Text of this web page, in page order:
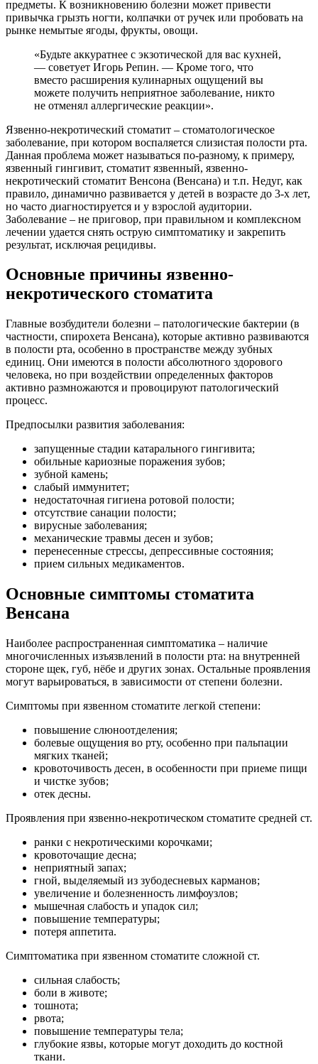
предметы. К возникновению болезни может привести
привычка грызть ногти, колпачки от ручек или пробовать на
рынке немытые ягоды, фрукты, овощи.
«Будьте аккуратнее с экзотической для вас кухней,
— советует Игорь Репин. — Кроме того, что
вместо расширения кулинарных ощущений вы
можете получить неприятное заболевание, никто
не отменял аллергические реакции».
Язвенно-некротический стоматит – стоматологическое
заболевание, при котором воспаляется слизистая полости рта.
Данная проблема может называться по-разному, к примеру,
язвенный гингивит, стоматит язвенный, язвенно-
некротический стоматит Венсона (Венсана) и т.п. Недуг, как
правило, динамично развивается у детей в возрасте до 3-х лет,
но часто диагностируется и у взрослой аудитории.
Заболевание – не приговор, при правильном и комплексном
лечении удается снять острую симптоматику и закрепить
результат, исключая рецидивы.
Основные причины язвенно-
некротического стоматита
Главные возбудители болезни – патологические бактерии (в
частности, спирохета Венсана), которые активно развиваются
в полости рта, особенно в пространстве между зубных
единиц. Они имеются в полости абсолютного здорового
человека, но при воздействии определенных факторов
активно размножаются и провоцируют патологический
процесс.
Предпосылки развития заболевания:
запущенные стадии катарального гингивита;
обильные кариозные поражения зубов;
зубной камень;
слабый иммунитет;
недостаточная гигиена ротовой полости;
отсутствие санации полости;
вирусные заболевания;
механические травмы десен и зубов;
перенесенные стрессы, депрессивные состояния;
прием сильных медикаментов.
Основные симптомы стоматита
Венсана
Наиболее распространенная симптоматика – наличие
многочисленных изъязвлений в полости рта: на внутренней
стороне щек, губ, нёбе и других зонах. Остальные проявления
могут варьироваться, в зависимости от степени болезни.
Симптомы при язвенном стоматите легкой степени:
повышение слюноотделения;
болевые ощущения во рту, особенно при пальпации
мягких тканей;
кровоточивость десен, в особенности при приеме пищи
и чистке зубов;
отек десны.
Проявления при язвенно-некротическом стоматите средней ст.
ранки с некротическими корочками;
кровоточащие десна;
неприятный запах;
гной, выделяемый из зубодесневых карманов;
увеличение и болезненность лимфоузлов;
мышечная слабость и упадок сил;
повышение температуры;
потеря аппетита.
Симптоматика при язвенном стоматите сложной ст.
сильная слабость;
боли в животе;
тошнота;
рвота;
повышение температуры тела;
глубокие язвы, которые могут доходить до костной
ткани.